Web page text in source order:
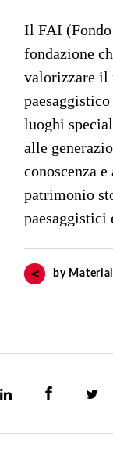
Il FAI
fondazione
valorizzare il
luoghi
alle
conoscenza
patrimonio
by